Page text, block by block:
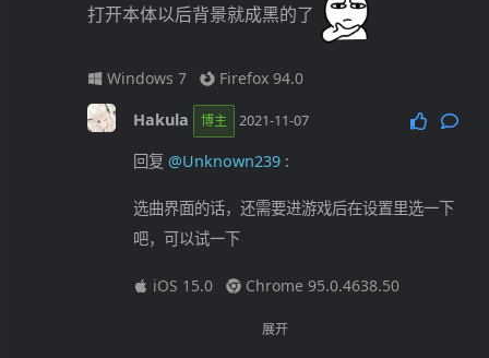
打开本体以后背景就成黑的了
Windows 7
Firefox 94.0
Hakula
博主 2021-11-07
回复 @Unknown239:
选曲界面的话，还需要进游戏后在设置里选一下
吧，可以试一下
iOS 15.0 Chrome 95.0.4638.50
2021-11-07
展开